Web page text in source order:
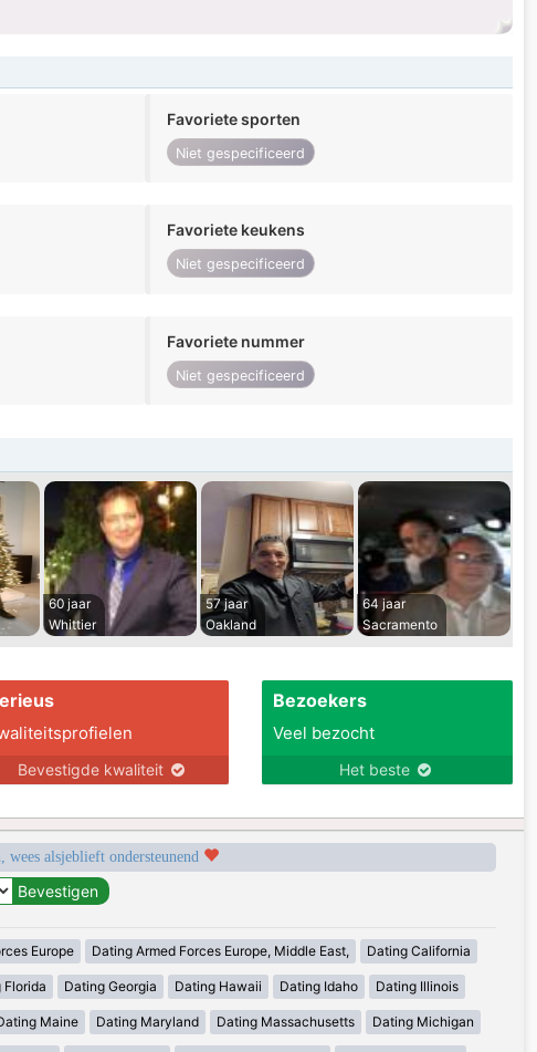
Favoriete sporten
Niet gespecificeerd
Favoriete keukens
Niet gespecificeerd
Favoriete nummer
Niet gespecificeerd
60 jaar
Whittier
57 jaar
Oakland
64 jaar
Sacramento
Bevestigde kwaliteit
Bezoekers
Veel bezocht
Het beste
wees alsjeblieft ondersteunend
Europe Dating Armed Forces Europe, Middle East, Dating California
Florida Dating Georgia Dating Hawaii Dating Idaho Dating Illinois
Maine Dating Maryland Dating Massachusetts Dating Michigan